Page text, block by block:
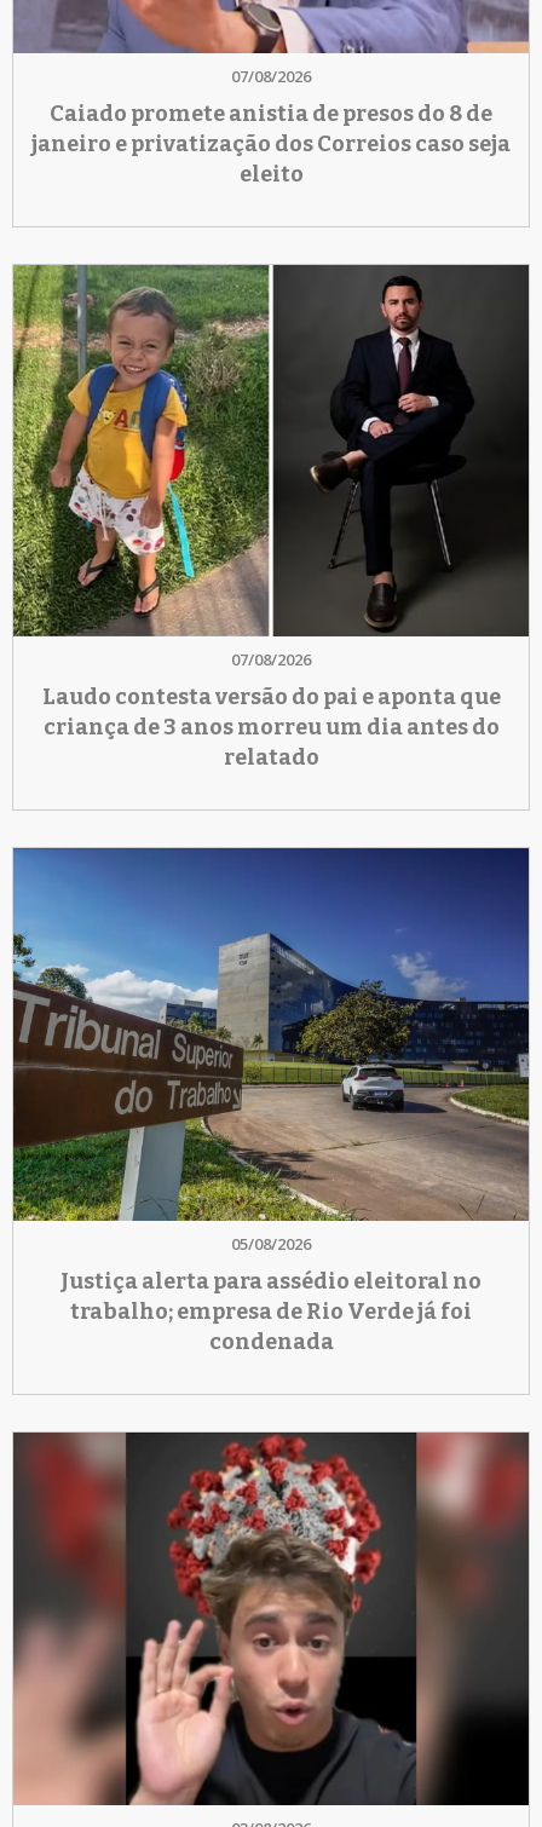
07/08/2026
Caiado promete anistia de presos do 8 de
janeiro e privatização dos Correios caso seja
eleito
07/08/2026
Laudo contesta versão do pai e aponta que
criança de 3 anos morreu um dia antes do
relatado
05/08/2026
Justiça alerta para assédio eleitoral no
trabalho; empresa de Rio Verde já foi
condenada